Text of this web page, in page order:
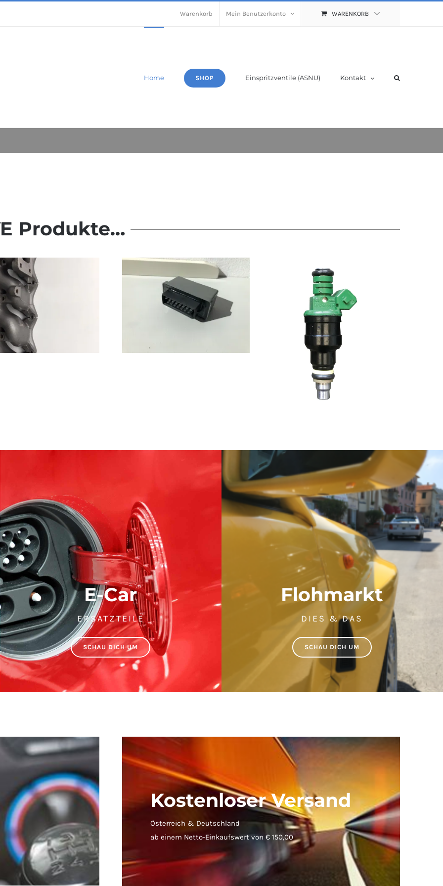
Warenkorb Mein Benutzerkonto WARENKORB
Home SHOP Einspritzventile (ASNU) Kontakt
Produkte…
E-Car
ERSATZTEILE
SCHAU DICH UM
Flohmarkt
DIES & DAS
SCHAU DICH UM
Kostenloser Versand
Österreich & Deutschland
ab einem Netto-Einkaufswert von € 150,00